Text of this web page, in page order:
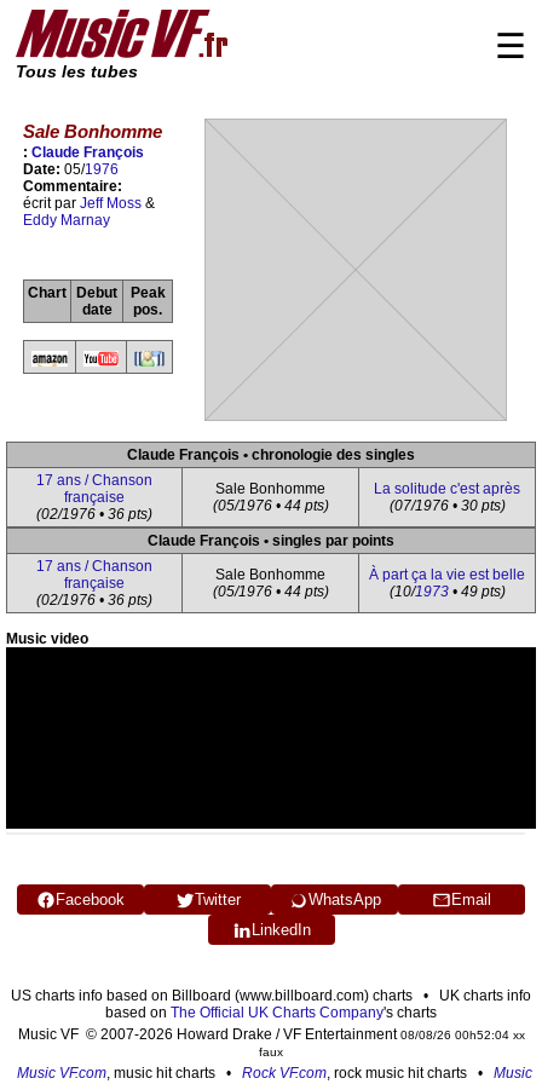
Tous les tubes
☰
Sale Bonhomme
: Claude François
Date: 05/1976
Commentaire:
écrit par Jeff Moss &
Eddy Marnay
Chart
Debut
date
Peak
pos.
Claude François • chronologie des singles
17 ans / Chanson
française
(02/1976 • 36 pts)
Sale Bonhomme
(05/1976 • 44 pts)
La solitude c'est après
(07/1976 • 30 pts)
Claude François • singles par points
17 ans / Chanson
française
(02/1976 • 36 pts)
Sale Bonhomme
(05/1976 • 44 pts)
À part ça la vie est belle
(10/1973• 49 pts)
Music video
Facebook Twitter WhatsApp
Email
LinkedIn
US charts info based on Billboard (www.billboard.com) charts • UK charts info
based on The Official UK Charts Company's charts
Music VF © 2007-2026 Howard Drake / VF Entertainment08/08/26 00h52:04 xx
faux
Music VF.com, music hit charts • Rock VF.com, rock music hit charts • Music